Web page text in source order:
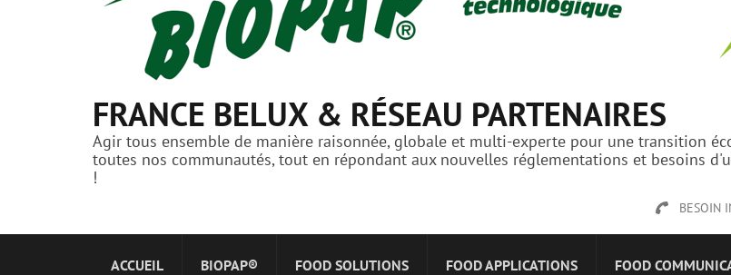
FRANCE BELUX & RÉSEAU PARTENAIRES
Agir tous ensemble de manière raisonnée, globale et multi-experte pour une transition
toutes nos communautés, tout en répondant aux nouvelles réglementations et besoins
!
BESOIN
ACCUEIL BIOPAP® FOOD SOLUTIONS FOOD APPLICATIONS FOOD